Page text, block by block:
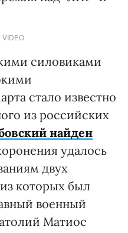
VIDEO
силовиками
стало известно
из российских
найден
удалось
двух
которых был
военный
Матиос